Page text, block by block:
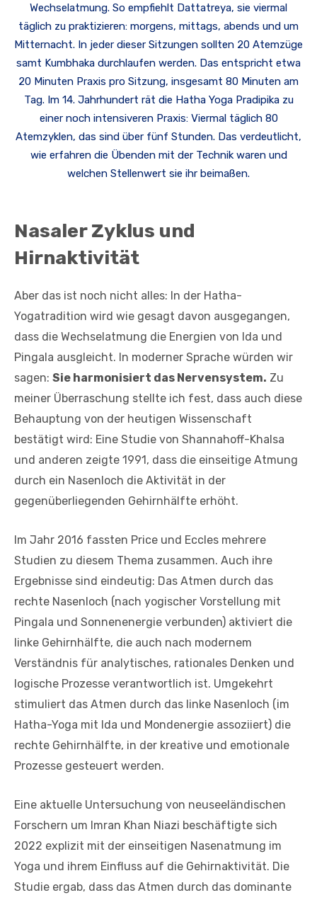
Wechselatmung. So empfiehlt Dattatreya, sie viermal
täglich zu praktizieren: morgens, mittags, abends und um
Mitternacht. In jeder dieser Sitzungen sollten 20 Atemzüge
samt Kumbhaka durchlaufen werden. Das entspricht etwa
20 Minuten Praxis pro Sitzung, insgesamt 80 Minuten am
Tag. Im 14. Jahrhundert rät die Hatha Yoga Pradipika zu
einer noch intensiveren Praxis: Viermal täglich 80
Atemzyklen, das sind über fünf Stunden. Das verdeutlicht,
wie erfahren die Übenden mit der Technik waren und
welchen Stellenwert sie ihr beimaßen.
Nasaler Zyklus und
Hirnaktivität
Aber das ist noch nicht alles: In der Hatha-
Yogatradition wird wie gesagt davon ausgegangen,
dass die Wechselatmung die Energien von Ida und
Pingala ausgleicht. In moderner Sprache würden wir
sagen: Sie harmonisiert das Nervensystem. Zu
meiner Überraschung stellte ich fest, dass auch diese
Behauptung von der heutigen Wissenschaft
bestätigt wird: Eine Studie von Shannahoff-Khalsa
und anderen zeigte 1991, dass die einseitige Atmung
durch ein Nasenloch die Aktivität in der
gegenüberliegenden Gehirnhälfte erhöht.
Im Jahr 2016 fassten Price und Eccles mehrere
Studien zu diesem Thema zusammen. Auch ihre
Ergebnisse sind eindeutig: Das Atmen durch das
rechte Nasenloch (nach yogischer Vorstellung mit
Pingala und Sonnenenergie verbunden) aktiviert die
linke Gehirnhälfte, die auch nach modernem
Verständnis für analytisches, rationales Denken und
logische Prozesse verantwortlich ist. Umgekehrt
stimuliert das Atmen durch das linke Nasenloch (im
Hatha-Yoga mit Ida und Mondenergie assoziiert) die
rechte Gehirnhälfte, in der kreative und emotionale
Prozesse gesteuert werden.
Eine aktuelle Untersuchung von neuseeländischen
Forschern um Imran Khan Niazi beschäftigte sich
2022 explizit mit der einseitigen Nasenatmung im
Yoga und ihrem Einfluss auf die Gehirnaktivität. Die
Studie ergab, dass das Atmen durch das dominante